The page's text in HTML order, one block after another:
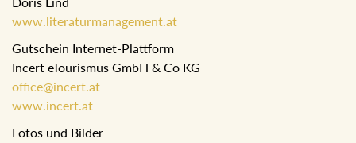
www.literaturmanagement.at
Gutschein Internet-Plattform
Incert eTourismus GmbH & Co KG
office@incert.at
www.incert.at
Fotos und Bilder